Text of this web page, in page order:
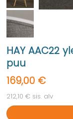
HAY AAC22
puu
169,00 €
212,10 € sis. alv